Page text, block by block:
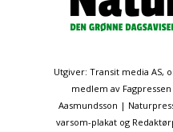
Utgiver: Transit media AS,
medlem av
Aasmundsson |
varsom-plakat og